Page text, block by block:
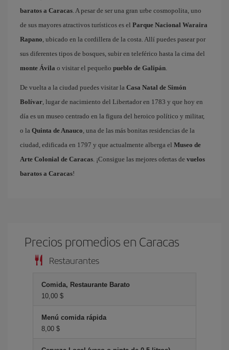
baratos a Caracas. A pesar de ser una gran urbe cosmopolita, uno
de sus mayores atractivos turísticos es el Parque Nacional Waraira
Rapano, ubicado en la cordillera de la costa. Allí puedes pasear por
sus diferentes tipos de bosques, subir en teleférico hasta la cima del
monte Ávila o visitar el pequeño pueblo de Galipán.
De vuelta a la ciudad puedes visitar la Casa Natal de Simón
Bolívar, lugar de nacimiento del Libertador en 1783 y que hoy en
día es un museo centrado en la figura del heroico político y militar,
o la Quinta de Anauco, una de las más bonitas residencias de la
ciudad, edificada en 1797 y que actualmente alberga el Museo de
Arte Colonial de Caracas. ¡Consigue las mejores ofertas de vuelos
baratos a Caracas!
Precios promedios en Caracas
Restaurantes
Comida, Restaurante Barato
10,00 $
Menú comida rápida
8,00 $